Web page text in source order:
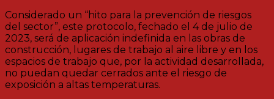
Considerado un “hito para la prevención de riesgos
del sector”, este protocolo, fechado el 4 de julio de
2023, será de aplicación indefinida en las obras de
construcción, lugares de trabajo al aire libre y en los
espacios de trabajo que, por la actividad desarrollada,
no puedan quedar cerrados ante el riesgo de
exposición a altas temperaturas.